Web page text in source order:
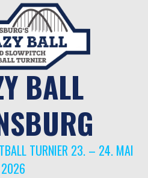
BALL
TURNIER 23. – 24. MAI
2026